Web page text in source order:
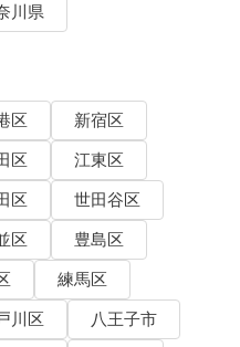
川県
区
新宿区
区
江東区
区
世田谷区
区
豊島区
練馬区
川区
八王子市